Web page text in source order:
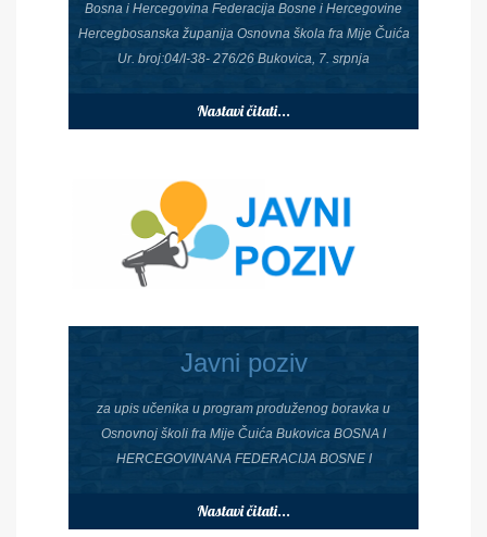
Bosna i Hercegovina Federacija Bosne i Hercegovine
Hercegbosanska županija Osnovna škola fra Mije Čuića
Ur. broj:04/I-38- 276/26 Bukovica, 7. srpnja
Nastavi čitati...
Javni poziv
za upis učenika u program produženog boravka u
Osnovnoj školi fra Mije Čuića Bukovica BOSNA I
HERCEGOVINANA FEDERACIJA BOSNE I
Nastavi čitati...